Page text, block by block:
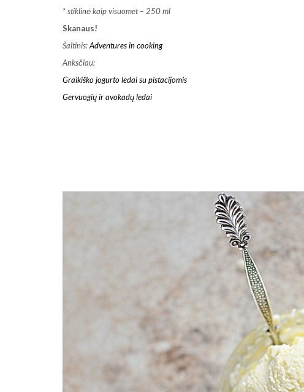
* stiklinė kaip visuomet – 250 ml
Skanaus!
Šaltinis:Adventures in cooking
Anksčiau:
Graikiško jogurto ledai su pistacijomis
Gervuogių ir avokadų ledai